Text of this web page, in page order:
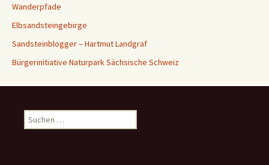
Wanderpfade
Elbsandsteingebirge
Sandsteinblogger – Hartmut Landgraf
Bürgerinitiative Naturpark Sächsische Schweiz
Suchen
nach: